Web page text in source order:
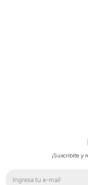
¡Suscribite y